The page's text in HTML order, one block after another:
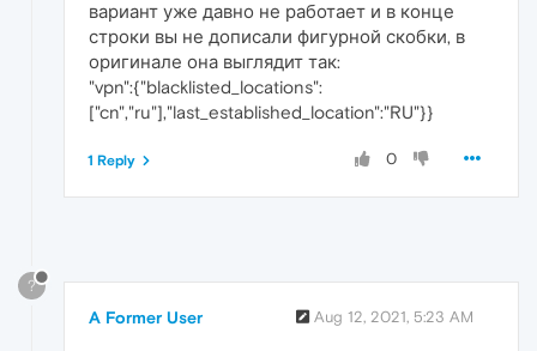
вариант уже давно не работает и в конце
строки вы не дописали фигурной скобки, в
оригинале она выглядит так:
"vpn":{"blacklisted_locations":
["cn","ru"],"last_established_location":"RU"}}
0
1 Reply
?
A Former User Aug 12, 2021, 5:23 AM